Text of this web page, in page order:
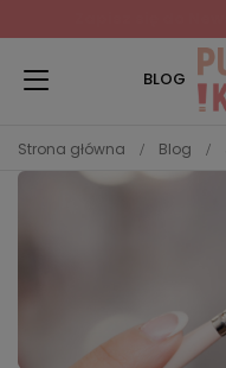
BLOG
Strona główna Blog